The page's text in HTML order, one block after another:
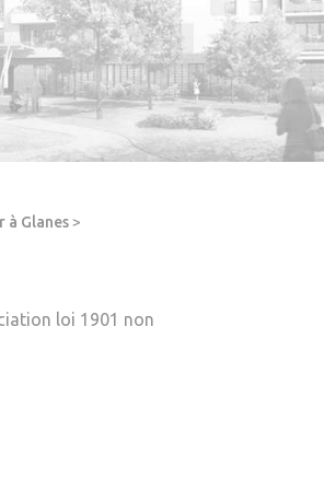
à Glanes >
loi 1901 non